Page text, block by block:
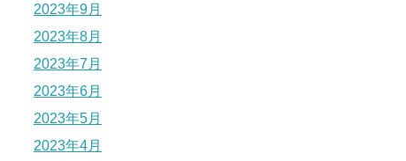
2023年9月
2023年8月
2023年7月
2023年6月
2023年5月
2023年4月